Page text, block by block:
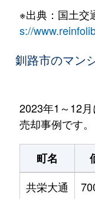
※出典：国土交
s://
釧路市のマン
2023年1～12
売却事例です。
町名
共栄大通